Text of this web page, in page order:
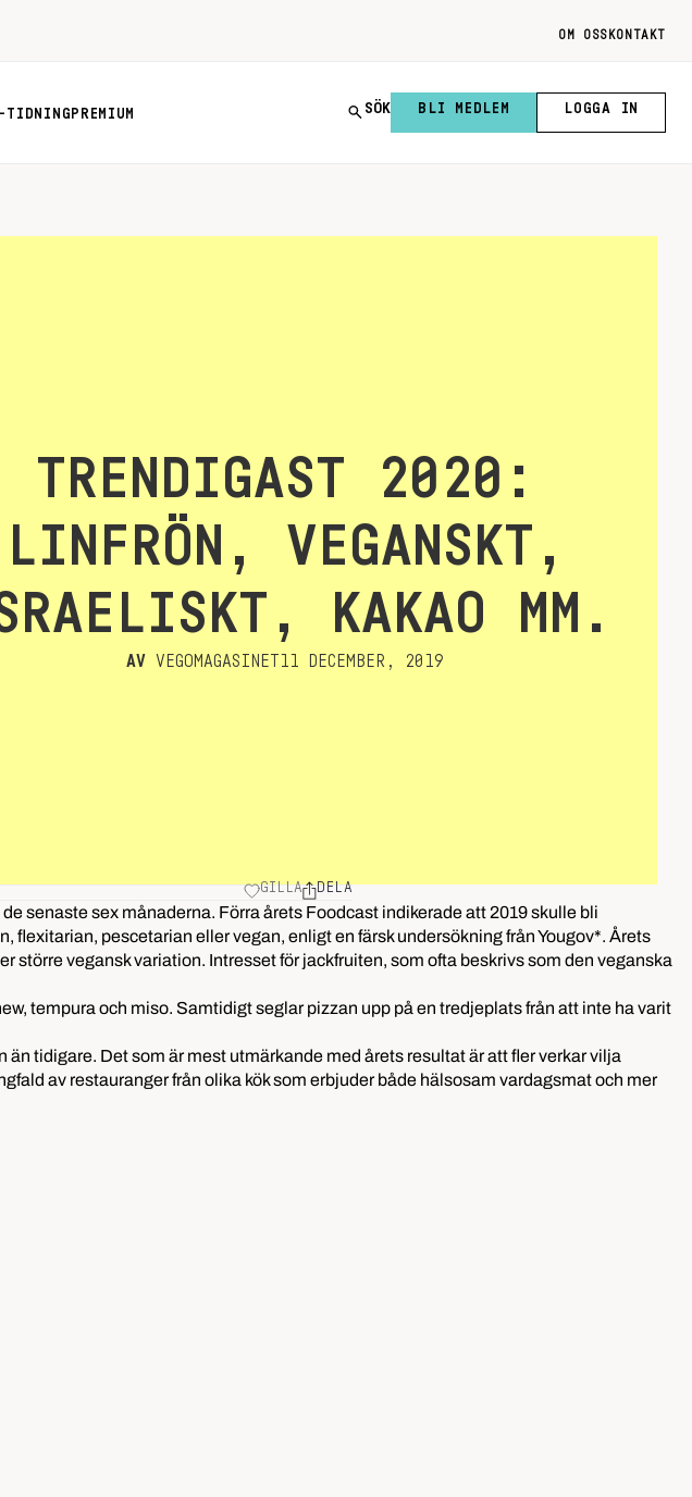
OM OSS KONTAKT
TIDNING PREMIUM SÖK BLI MEDLEM LOGGA IN
TRENDIGAST 2020:
LINFRÖN, VEGANSKT,
KAKAO MM.
AV VEGOMAGASINET 11 DECEMBER, 2019
GILLA DELA
senaste sex månaderna. Förra årets Foodcast indikerade att 2019 skulle bli
pescetarian eller vegan, enligt en färsk undersökning från Yougov*. Årets
större vegansk variation. Intresset för jackfruiten, som ofta beskrivs som den veganska
tempura och miso. Samtidigt seglar pizzan upp på en tredjeplats från att inte ha varit
tidigare. Det som är mest utmärkande med årets resultat är att fler verkar vilja
av restauranger från olika kök som erbjuder både hälsosam vardagsmat och mer